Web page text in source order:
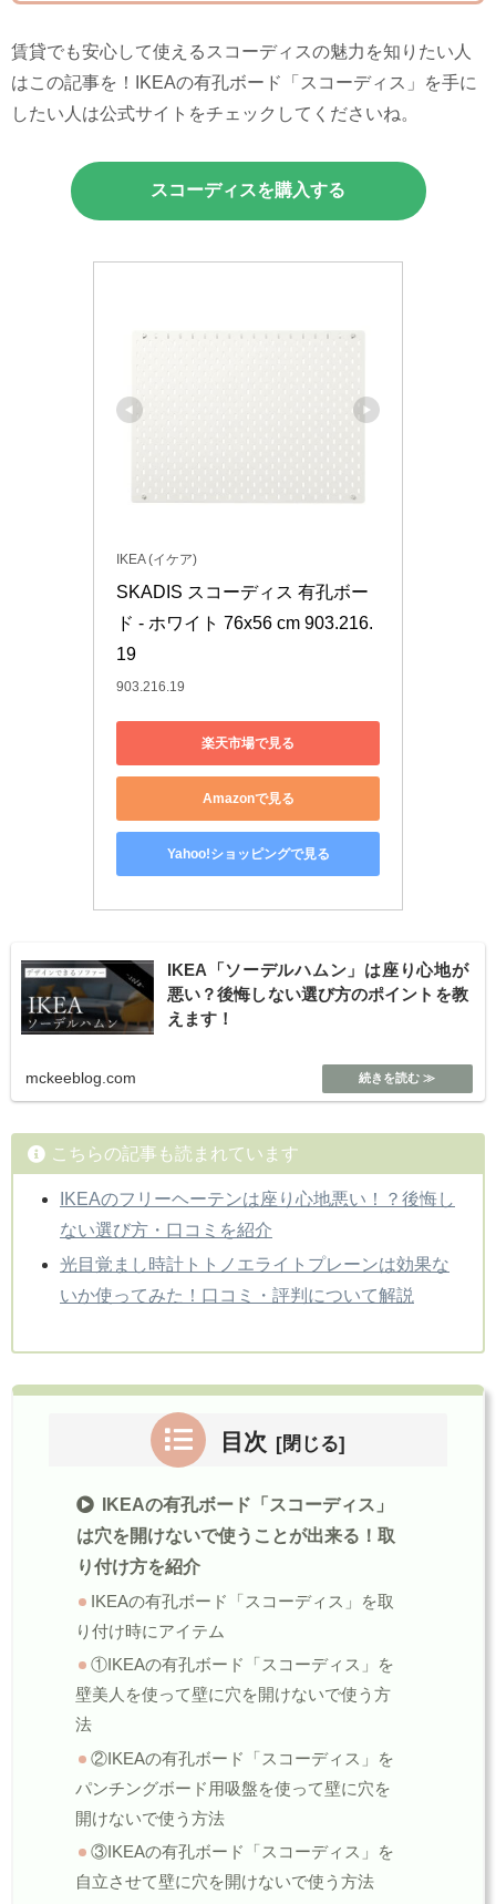
賃貸でも安心して使えるスコーディスの魅力を知りたい人
はこの記事を！IKEAの有孔ボード「スコーディス」を手に
したい人は公式サイトをチェックしてくださいね。
スコーディスを購入する
IKEA (イケア)
SKADIS スコーディス 有孔ボー
ド - ホワイト 76x56 cm 903.216.
19
903.216.19
楽天市場で見る
Amazonで見る
Yahoo!ショッピングで見る
IKEA「ソーデルハムン」は座り心地が
悪い？後悔しない選び方のポイントを教
えます！
mckeeblog.com
こちらの記事も読まれています
IKEAのフリーヘーテンは座り心地悪い！？後悔し
ない選び方・口コミを紹介
光目覚まし時計トトノエライトプレーンは効果な
いか使ってみた！口コミ・評判について解説
目次
IKEAの有孔ボード「スコーディス」
は穴を開けないで使うことが出来る！取
り付け方を紹介
IKEAの有孔ボード「スコーディス」を取
り付け時にアイテム
①IKEAの有孔ボード「スコーディス」を
壁美人を使って壁に穴を開けないで使う方
法
②IKEAの有孔ボード「スコーディス」を
パンチングボード用吸盤を使って壁に穴を
開けないで使う方法
③IKEAの有孔ボード「スコーディス」を
自立させて壁に穴を開けないで使う方法